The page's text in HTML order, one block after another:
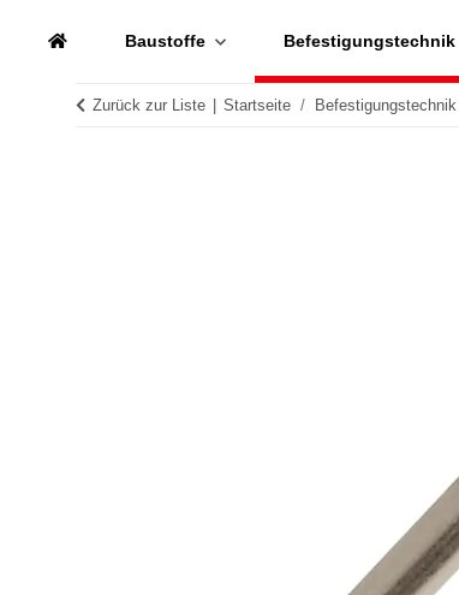
Baustoffe Befestigungstechnik
Zurück zur Liste Startseite Befestigungstechnik